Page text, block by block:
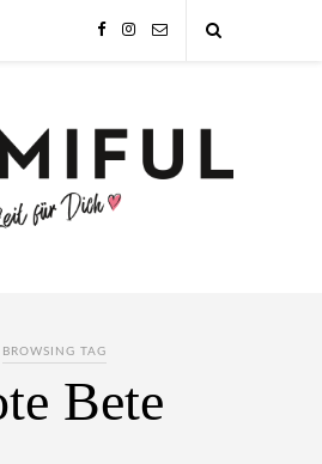
BROWSING TAG
Bete